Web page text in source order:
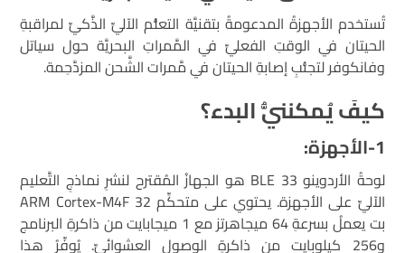
تُستخدم الأجهزةُ المدعومةُ بتقنيَّة التعلُّم الآليِّ الذَّكيِّ لمراقبةِ
الحيتان في الوقتِ الفعليِّ في المَّمراتِ البحريَّة حول سياتل
وفانكوفر لتجنُّبِ إصابةِ الحيتان في مَّمرات الشَّحن المزدَّحِمة.
كيفَ يُمكننُّي البدء؟
1-الأجهزة:
لوحةُ الأردوينو 33 BLE هو الجهازُ المُقترح لنشرِ نماذجِ التَّعليم
الآليِّ على الأجهزة. يحتوي على متحكِّم ARM Cortex-M4F 32
بت يعملُ بسرعةِ 64 ميجاهرتز مع 1 ميجابايت من ذاكرةِ البرنامج
و256 كيلوبايت من ذاكرةِ الوصول العشوائيِّ. يُوفِّرُ هذا